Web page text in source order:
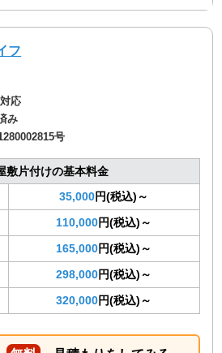
フ
応
み
号
敷片付けの基本料金
35,000円(税込)～
110,000円(税込)～
165,000円(税込)～
298,000円(税込)～
320,000円(税込)～